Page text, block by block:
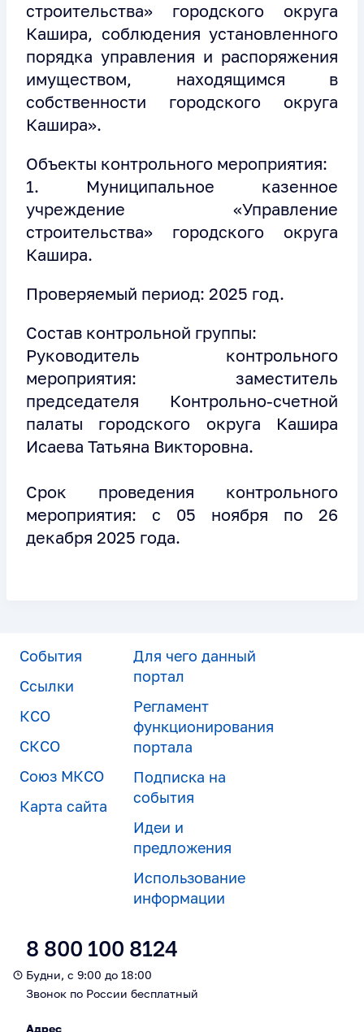
строительства» городского округа
Кашира, соблюдения установленного
порядка управления и распоряжения
имуществом, находящимся в
собственности городского округа
Кашира».
Объекты контрольного мероприятия:
1. Муниципальное казенное
учреждение «Управление
строительства» городского округа
Кашира.
Проверяемый период: 2025 год.
Состав контрольной группы:
Руководитель контрольного
мероприятия: заместитель
председателя Контрольно-счетной
палаты городского округа Кашира
Исаева Татьяна Викторовна.
Срок проведения контрольного
мероприятия: с 05 ноября по 26
декабря 2025 года.
События
Ссылки
КСО
СКСО
Союз МКСО
Карта сайта
Для чего данный
портал
Регламент
функционирования
портала
Подписка на
события
Идеи и
предложения
Использование
информации
8 800 100 8124
Будни, с 9:00 до 18:00
Звонок по России бесплатный
Адрес